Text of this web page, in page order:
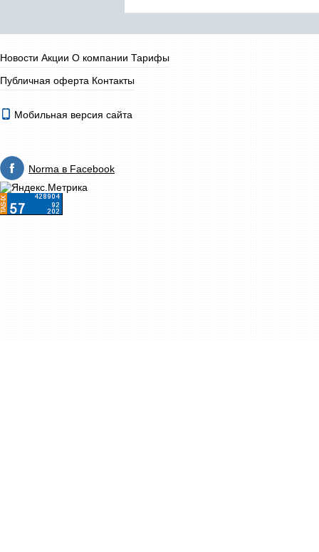
Новости Акции О компании Тарифы
Публичная оферта Контакты
Мобильная версия сайта
Norma в Facebook